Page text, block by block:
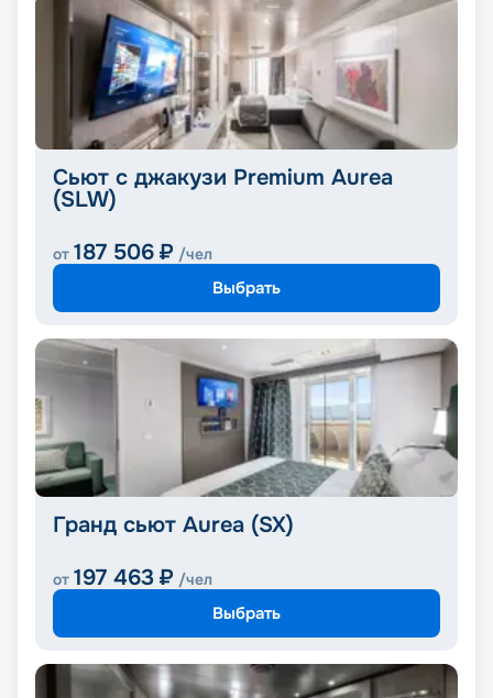
Сьют с джакузи Premium Aurea
(SLW)
от 187 506 ₽ /чел
Выбрать
Гранд сьют Aurea (SX)
от 197 463 ₽ /чел
Выбрать